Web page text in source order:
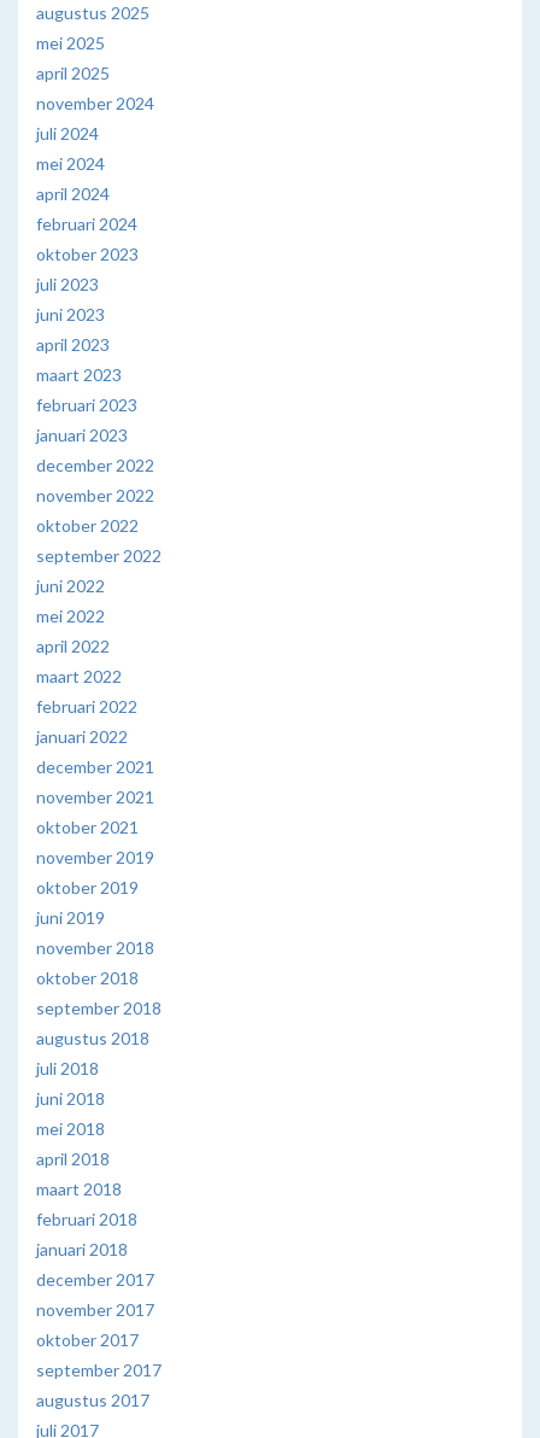
augustus 2025
mei 2025
april 2025
november 2024
juli 2024
mei 2024
april 2024
februari 2024
oktober 2023
juli 2023
juni 2023
april 2023
maart 2023
februari 2023
januari 2023
december 2022
november 2022
oktober 2022
september 2022
juni 2022
mei 2022
april 2022
maart 2022
februari 2022
januari 2022
december 2021
november 2021
oktober 2021
november 2019
oktober 2019
juni 2019
november 2018
oktober 2018
september 2018
augustus 2018
juli 2018
juni 2018
mei 2018
april 2018
maart 2018
februari 2018
januari 2018
december 2017
november 2017
oktober 2017
september 2017
augustus 2017
juli 2017